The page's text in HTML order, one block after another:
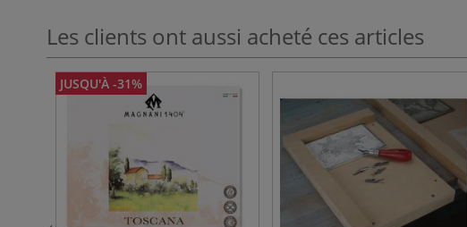
Les clients ont aussi acheté ces articles
JUSQU'À -31%